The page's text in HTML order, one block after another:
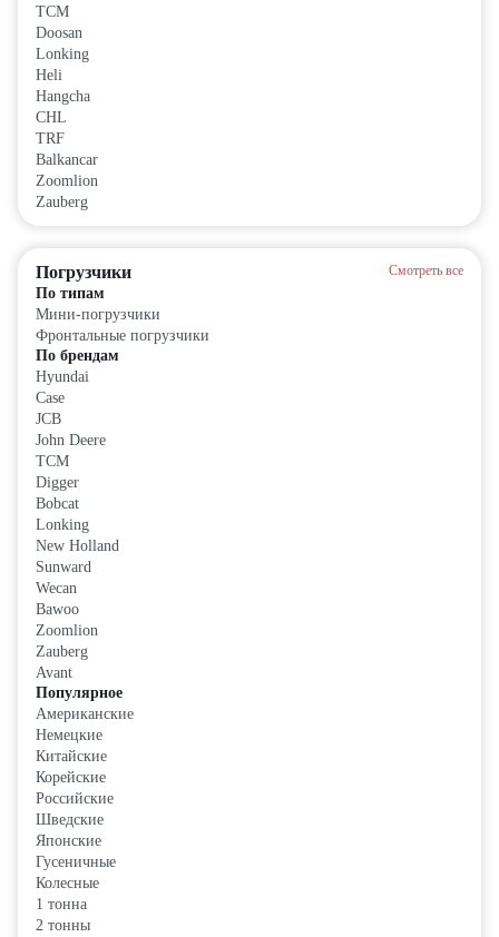
TCM
Doosan
Lonking
Heli
Hangcha
CHL
TRF
Balkancar
Zoomlion
Zauberg
Погрузчики Смотреть все
По типам
Мини-погрузчики
Фронтальные погрузчики
По брендам
Hyundai
Case
JCB
John Deere
TCM
Digger
Bobcat
Lonking
New Holland
Sunward
Wecan
Bawoo
Zoomlion
Zauberg
Avant
Популярное
Американские
Немецкие
Китайские
Корейские
Российские
Шведские
Японские
Гусеничные
Колесные
1 тонна
2 тонны